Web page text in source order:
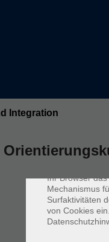
Integration
Webbrowser
gespeichert
Ihr Browser
Mechanismus
Surfaktivitäten
von Cookies